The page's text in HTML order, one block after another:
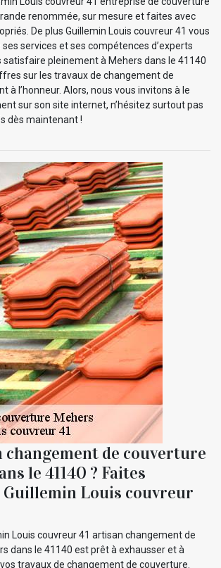
renommée, sur mesure et faites avec
De plus Guillemin Louis couvreur 41 vous
services et ses compétences d’experts
satisfaire pleinement à Mehers dans le 41140
sur les travaux de changement de
à l’honneur. Alors, nous vous invitons à le
sur son site internet, n’hésitez surtout pas
dès maintenant !
changement de couverture
le 41140 ? Faites
Guillemin Louis couvreur
Louis couvreur 41 artisan changement de
dans le 41140 est prêt à exhausser et à
travaux de changement de couverture.